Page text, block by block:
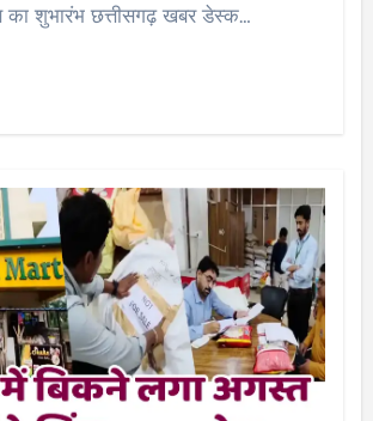
का शुभारंभ छत्तीसगढ़ खबर डेस्क…